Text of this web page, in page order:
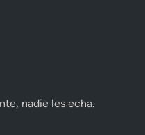
nadie les echa.